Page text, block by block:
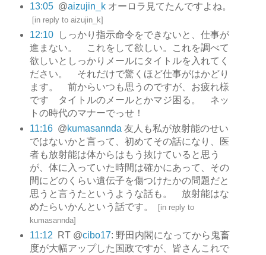
13:05 @aizujin_kオーロラ見てたんですよね。
[in reply to aizujin_k]
12:10
しっかり指示命令をできないと、仕事が
進まない。 これをして欲しい。これを調べて
欲しいとしっかりメールにタイトルを入れてく
ださい。 それだけで驚くほど仕事がはかどり
ます。 前からいつも思うのですが、お疲れ様
です タイトルのメールとかマジ困る。 ネッ
トの時代のマナーでっせ！
11:16 @kumasannda 友人も私が放射能のせい
ではないかと言って、初めてその話になり、医
者も放射能は体からはもう抜けていると思う
が、体に入っていた時間は確かにあって、その
間にどのくらい遺伝子を傷つけたかの問題だと
思うと言うたというような話も。 放射能はな
めたらいかんという話です。
[in reply to
kumasannda]
11:12 RT @cibo17: 野田内閣になってから鬼畜
度が大幅アップした国政ですが、皆さんこれで